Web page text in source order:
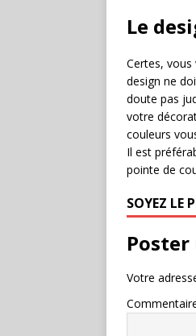
Le
Certes,
design ne
doute pas
votre
couleurs
Il est
pointe de
SOYEZ LE
Votre